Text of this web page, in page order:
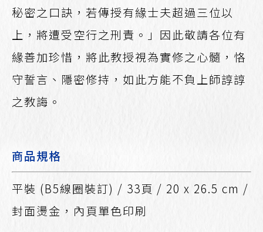
秘密之口訣，若傳授有緣士夫超過三位以
上，將遭受空行之刑責。」因此敬請各位有
緣善加珍惜，將此教授視為實修之心髓，恪
守誓言、隱密修持，如此方能不負上師諄諄
之教誨。
商品規格
平裝 (B5線圈裝訂) / 33頁 / 20 x 26.5 cm /
封面燙金，內頁單色印刷